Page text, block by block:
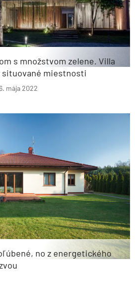
s množstvom zelene. Villa
situované miestnosti
mája 2022
no z energetického